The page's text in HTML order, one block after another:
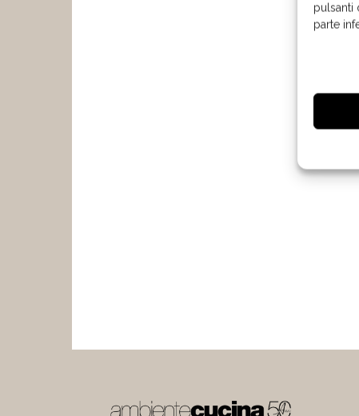
pulsanti
parte